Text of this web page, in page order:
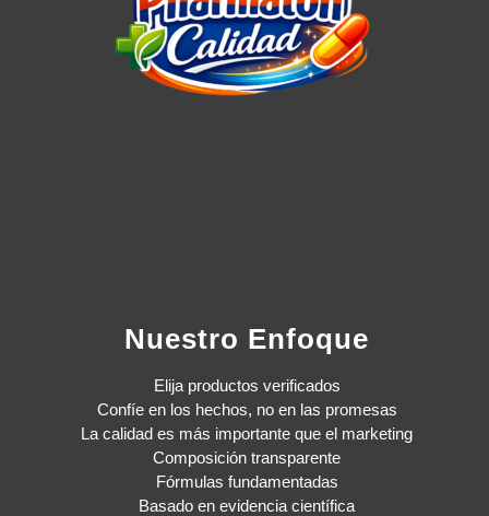
Nuestro Enfoque
Elija productos verificados
Confíe en los hechos, no en las promesas
La calidad es más importante que el marketing
Composición transparente
Fórmulas fundamentadas
Basado en evidencia científica